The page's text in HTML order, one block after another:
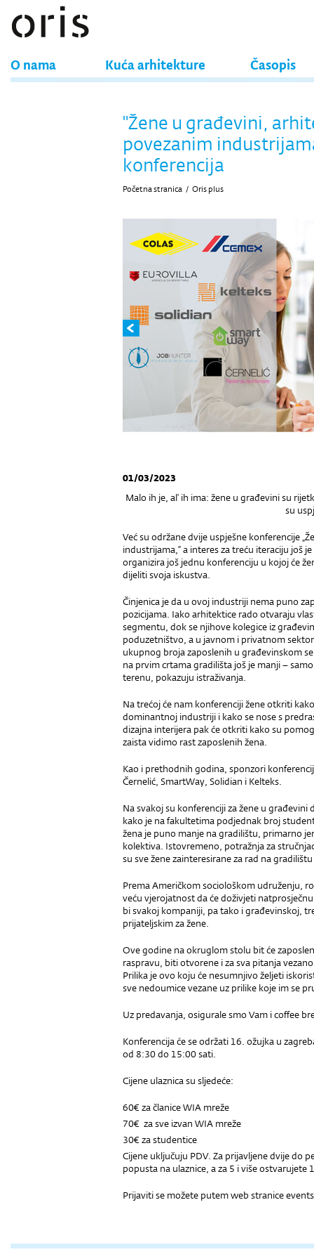
O nama Kuća arhitekture Časopis
"Žene u građevini,
povezanim
konferencija
Početna stranica / Oris plus
01/03/2023
Malo ih je, al' ih ima: žene u građevini su
su
Već su održane dvije uspješne konferencije
industrijama,” a interes za treću iteraciju još
organizira još jednu konferenciju u kojoj će
dijeliti svoja iskustva.
Činjenica je da u ovoj industriji nema puno
pozicijama. Iako arhitektice rado otvaraju
segmentu, dok se njihove kolegice iz
poduzetništvo, a u javnom i privatnom
ukupnog broja zaposlenih u građevinskom
na prvim crtama gradilišta još je manji –
terenu, pokazuju istraživanja.
Na trećoj će nam konferenciji žene otkriti
dominantnoj industriji i kako se nose s
dizajna interijera pak će otkriti kako su
zaista vidimo rast zaposlenih žena.
Kao i prethodnih godina, sponzori
Černelić, SmartWay, Solidian i Kelteks.
Na svakoj su konferenciji za žene u
kako je na fakultetima podjednak broj
žena je puno manje na gradilištu, primarno
kolektiva. Istovremeno, potražnja za
su sve žene zainteresirane za rad na
Prema Američkom sociološkom udruženju,
veću vjerojatnost da će doživjeti
bi svakoj kompaniji, pa tako i građevinskoj,
prijateljskim za žene.
Ove godine na okruglom stolu bit će
raspravu, biti otvorene i za sva pitanja
Prilika je ovo koju će nesumnjivo željeti
sve nedoumice vezane uz prilike koje im se
Uz predavanja, osigurale smo Vam i coffee
Konferencija će se održati 16. ožujka u
od 8:30 do 15:00 sati.
Cijene ulaznica su sljedeće:
60€ za članice WIA mreže
70€ za sve izvan WIA mreže
30€ za studentice
Cijene uključuju PDV. Za prijavljene dvije do
popusta na ulaznice, a za 5 i više ostvarujete
Prijaviti se možete putem web stranice